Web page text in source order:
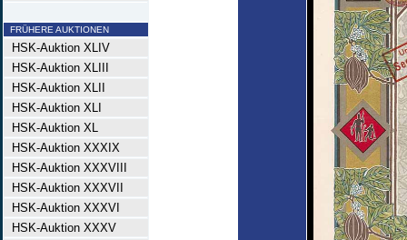
FRÜHERE AUKTIONEN
HSK-Auktion XLIV
HSK-Auktion XLIII
HSK-Auktion XLII
HSK-Auktion XLI
HSK-Auktion XL
HSK-Auktion XXXIX
HSK-Auktion XXXVIII
HSK-Auktion XXXVII
HSK-Auktion XXXVI
HSK-Auktion XXXV